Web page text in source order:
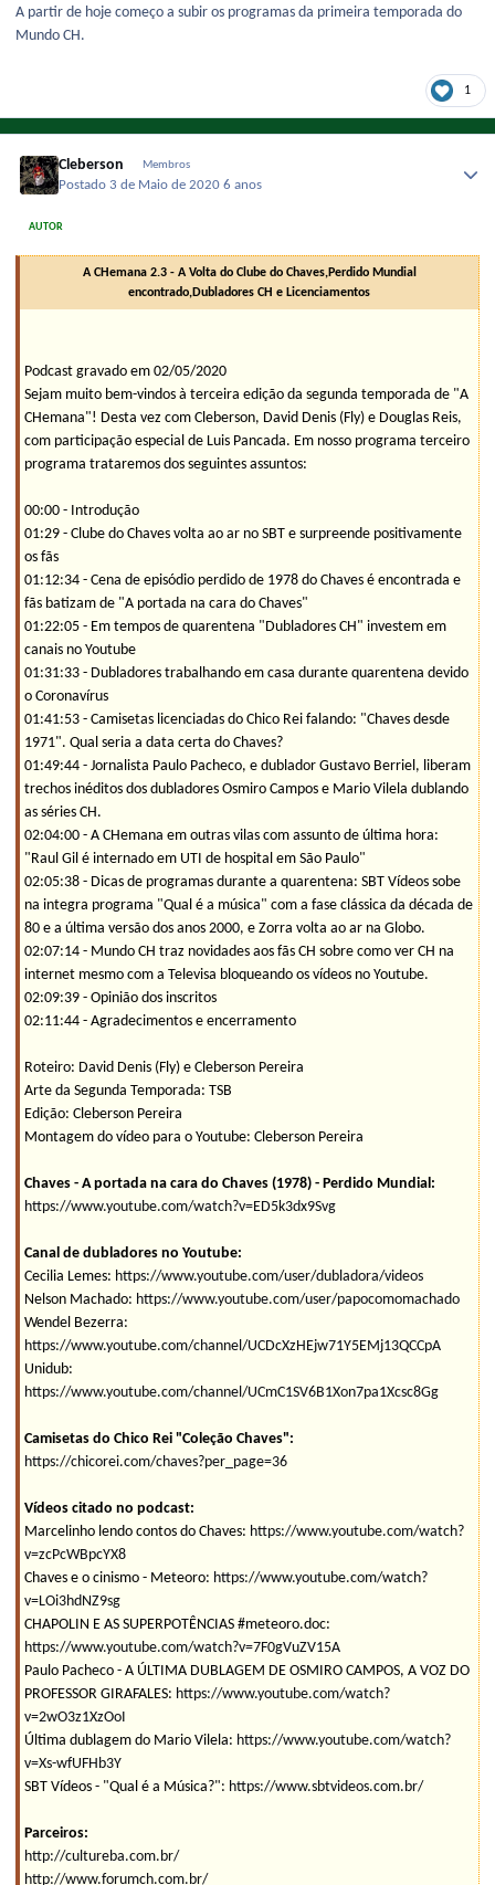
A partir de hoje começo a subir os programas da primeira temporada do
Mundo CH.
1
Cleberson Membros
Postado 3 de Maio de 20206 anos
AUTOR
A CHemana 2.3 - A Volta do Clube do Chaves,Perdido Mundial
encontrado,Dubladores CH e Licenciamentos
Podcast gravado em 02/05/2020
Sejam muito bem-vindos à terceira edição da segunda temporada de "A
CHemana"! Desta vez com Cleberson, David Denis (Fly) e Douglas Reis,
com participação especial de Luis Pancada. Em nosso programa terceiro
programa trataremos dos seguintes assuntos:
00:00 - Introdução
01:29 - Clube do Chaves volta ao ar no SBT e surpreende positivamente
os fãs
01:12:34 - Cena de episódio perdido de 1978 do Chaves é encontrada e
fãs batizam de "A portada na cara do Chaves"
01:22:05 - Em tempos de quarentena "Dubladores CH" investem em
canais no Youtube
01:31:33 - Dubladores trabalhando em casa durante quarentena devido
o Coronavírus
01:41:53 - Camisetas licenciadas do Chico Rei falando: "Chaves desde
1971". Qual seria a data certa do Chaves?
01:49:44 - Jornalista Paulo Pacheco, e dublador Gustavo Berriel, liberam
trechos inéditos dos dubladores Osmiro Campos e Mario Vilela dublando
as séries CH.
02:04:00 - A CHemana em outras vilas com assunto de última hora:
"Raul Gil é internado em UTI de hospital em São Paulo"
02:05:38 - Dicas de programas durante a quarentena: SBT Vídeos sobe
na integra programa "Qual é a música" com a fase clássica da década de
80 e a última versão dos anos 2000, e Zorra volta ao ar na Globo.
02:07:14 - Mundo CH traz novidades aos fãs CH sobre como ver CH na
internet mesmo com a Televisa bloqueando os vídeos no Youtube.
02:09:39 - Opinião dos inscritos
02:11:44 - Agradecimentos e encerramento
Roteiro: David Denis (Fly) e Cleberson Pereira
Arte da Segunda Temporada: TSB
Edição: Cleberson Pereira
Montagem do vídeo para o Youtube: Cleberson Pereira
Chaves - A portada na cara do Chaves (1978) - Perdido Mundial:
https://www.youtube.com/watch?v=ED5k3dx9Svg
Canal de dubladores no Youtube:
Cecilia Lemes: https://www.youtube.com/user/dubladora/videos
Nelson Machado: https://www.youtube.com/user/papocomomachado
Wendel Bezerra:
https://www.youtube.com/channel/UCDcXzHEjw71Y5EMj13QCCpA
Unidub:
https://www.youtube.com/channel/UCmC1SV6B1Xon7pa1Xcsc8Gg
Camisetas do Chico Rei "Coleção Chaves":
https://chicorei.com/chaves?per_page=36
Vídeos citado no podcast:
Marcelinho lendo contos do Chaves: https://www.youtube.com/watch?
v=zcPcWBpcYX8
Chaves e o cinismo - Meteoro: https://www.youtube.com/watch?
v=LOi3hdNZ9sg
CHAPOLIN E AS SUPERPOTÊNCIAS #meteoro.doc:
https://www.youtube.com/watch?v=7F0gVuZV15A
Paulo Pacheco - A ÚLTIMA DUBLAGEM DE OSMIRO CAMPOS, A VOZ DO
PROFESSOR GIRAFALES: https://www.youtube.com/watch?
v=2wO3z1XzOoI
Última dublagem do Mario Vilela: https://www.youtube.com/watch?
v=Xs-wfUFHb3Y
SBT Vídeos - "Qual é a Música?": https://www.sbtvideos.com.br/
Parceiros:
http://cultureba.com.br/
http://www.forumch.com.br/